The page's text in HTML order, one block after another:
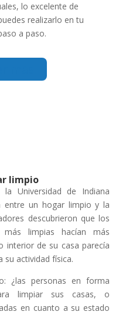
lo excelente de
realizarlo en tu
a paso.
limpio
Universidad de Indiana
entre un hogar limpio y la
descubrieron que los
más limpias hacían más
interior de su casa parecía
su actividad física.
¿las personas en forma
limpiar sus casas, o
en cuanto a su estado